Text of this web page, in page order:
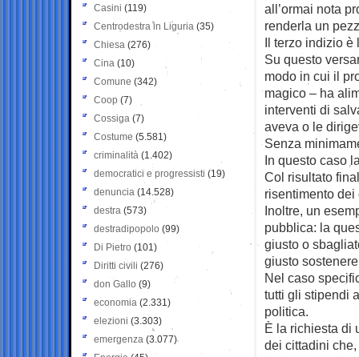
all’ormai nota
renderla un
Il terzo indizio è
Su questo
modo in cui il
magico – ha
interventi di
aveva o le
Senza
In questo caso
Col risultato
risentimento dei
Inoltre, un
pubblica: la
giusto o
giusto
Nel caso
tutti gli stipendi
politica.
È la richiesta di
dei cittadini
Casini (119)
Centrodestra in Liguria (35)
Chiesa (276)
Cina (10)
Comune (342)
Coop (7)
Cossiga (7)
Costume (5.581)
criminalità (1.402)
democratici e progressisti (19)
denuncia (14.528)
destra (573)
destradipopolo (99)
Di Pietro (101)
Diritti civili (276)
don Gallo (9)
economia (2.331)
elezioni (3.303)
emergenza (3.077)